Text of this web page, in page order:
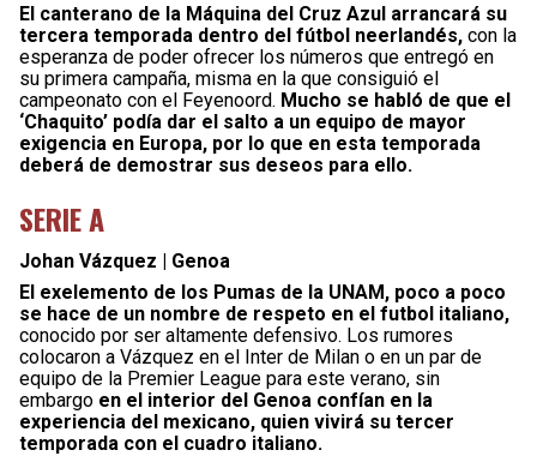
El canterano de la Máquina del Cruz Azul arrancará su
tercera temporada dentro del fútbol neerlandés, con la
esperanza de poder ofrecer los números que entregó en
su primera campaña, misma en la que consiguió el
campeonato con el Feyenoord. Mucho se habló de que el
‘Chaquito’ podía dar el salto a un equipo de mayor
exigencia en Europa, por lo que en esta temporada
deberá de demostrar sus deseos para ello.
SERIE A
Johan Vázquez | Genoa
El exelemento de los Pumas de la UNAM, poco a poco
se hace de un nombre de respeto en el futbol italiano,
conocido por ser altamente defensivo. Los rumores
colocaron a Vázquez en el Inter de Milan o en un par de
equipo de la Premier League para este verano, sin
embargo en el interior del Genoa confían en la
experiencia del mexicano, quien vivirá su tercer
temporada con el cuadro italiano.